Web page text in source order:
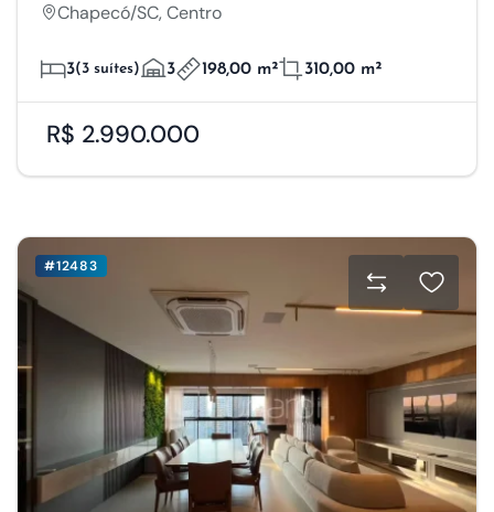
Chapecó/SC, Centro
3(3 suítes) 3 198,00 m² 310,00 m²
R$ 2.990.000
#12483